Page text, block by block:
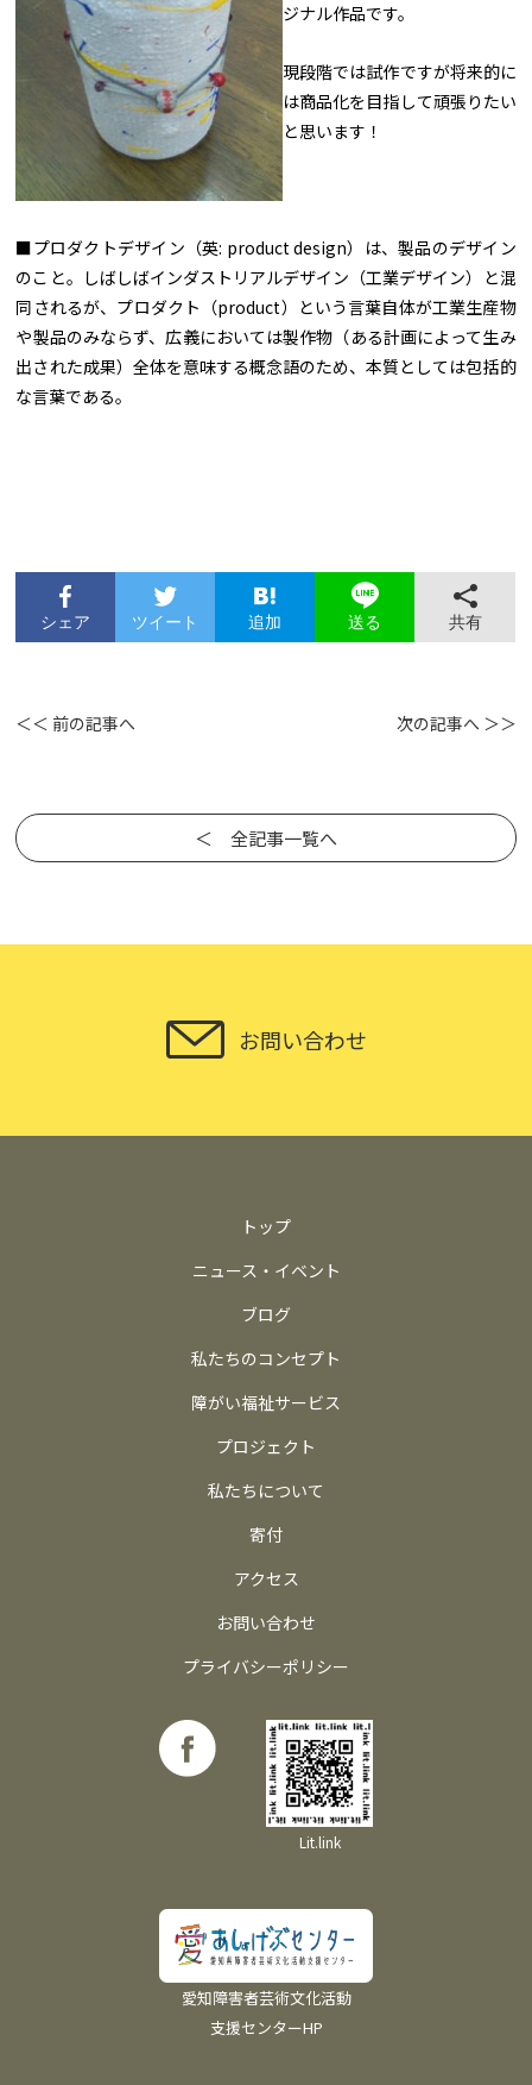
ジナル作品です。
現段階では試作ですが将来的に
は商品化を目指して頑張りたい
と思います！
■プロダクトデザイン（英: product design）は、製品のデザイン
のこと。しばしばインダストリアルデザイン（工業デザイン）と混
同されるが、プロダクト（product）という言葉自体が工業生産物
や製品のみならず、広義においては製作物（ある計画によって生み
出された成果）全体を意味する概念語のため、本質としては包括的
な言葉である。
シェア ツイート 追加 送る 共有
＜＜ 前の記事へ 次の記事へ ＞＞
＜ 全記事一覧へ
お問い合わせ
トップ
ニュース・イベント
ブログ
私たちのコンセプト
障がい福祉サービス
プロジェクト
私たちについて
寄付
アクセス
お問い合わせ
プライバシーポリシー
Lit.link
愛知障害者芸術文化活動
支援センターHP